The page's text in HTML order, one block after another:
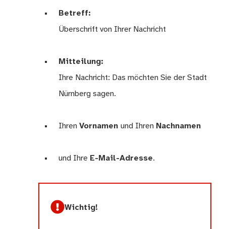
Betreff:
Überschrift von Ihrer Nachricht
Mitteilung:
Ihre Nachricht: Das möchten Sie der Stadt
Nürnberg sagen.
IhrenVornamenund Ihren Nachnamen
und Ihre E-Mail-Adresse.
Wichtig!